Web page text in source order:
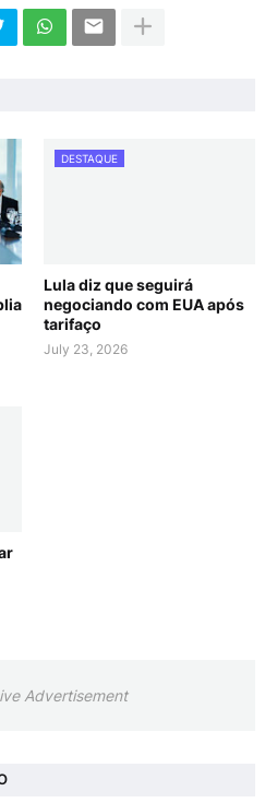
DESTAQUE
Lula diz que seguirá
negociando com EUA após
tarifaço
July 23, 2026
Advertisement